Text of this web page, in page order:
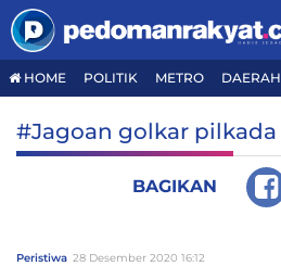
HOME POLITIK METRO DAERAH
#Jagoan golkar pilkada
BAGIKAN
Peristiwa 28 Desember 2020 16:12